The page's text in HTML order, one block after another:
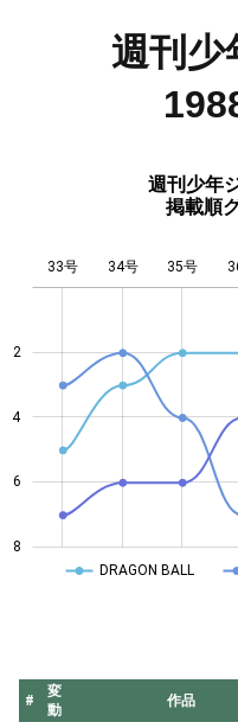
週刊少
週刊少年
掲載順
4
2
4
6
8
33号 34号 35号
DRAGON BALL
#
変
動
作品